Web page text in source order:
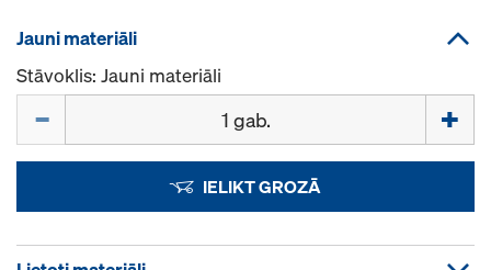
Jauni materiāli
Stāvoklis: Jauni materiāli
IELIKT GROZĀ